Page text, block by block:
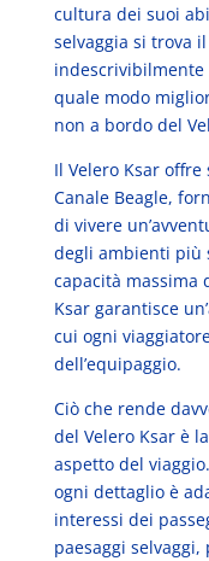
cultura dei suoi
selvaggia si trova
indescrivibilmente
quale modo
non a bordo del
Il Velero Ksar
Canale Beagle,
di vivere
degli ambienti più
capacità massima
Ksar garantisce
cui ogni
dell’equipaggio.
Ciò che rende
del Velero Ksar è
aspetto del
ogni dettaglio è
interessi dei
paesaggi